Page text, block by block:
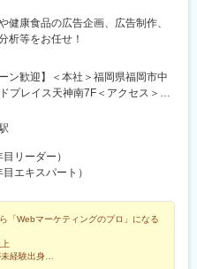
健康食品の広告企画、広告制作、
析等をお任せ！
ン歓迎】＜本社＞福岡県福岡市中
レイス天神南7F＜アクセス＞・
10分・地下鉄七隈線「渡辺通駅」
煙
リーダー）
エキスパート）
「Webマーケティングのプロ」になる
経験出身